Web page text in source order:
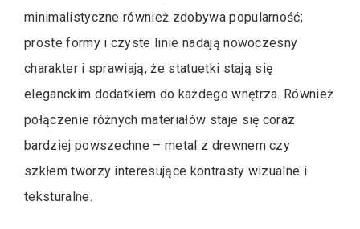
minimalistyczne również zdobywa popularność;
proste formy i czyste linie nadają nowoczesny
charakter i sprawiają, że statuetki stają się
eleganckim dodatkiem do każdego wnętrza. Również
połączenie różnych materiałów staje się coraz
bardziej powszechne – metal z drewnem czy
szkłem tworzy interesujące kontrasty wizualne i
teksturalne.